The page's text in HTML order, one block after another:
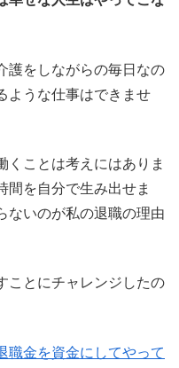
護をしながらの毎日なの
ような仕事はできませ
くことは考えにはありま
間を自分で生み出せま
ないのが私の退職の理由
ことにチャレンジしたの
職金を資金にしてやって